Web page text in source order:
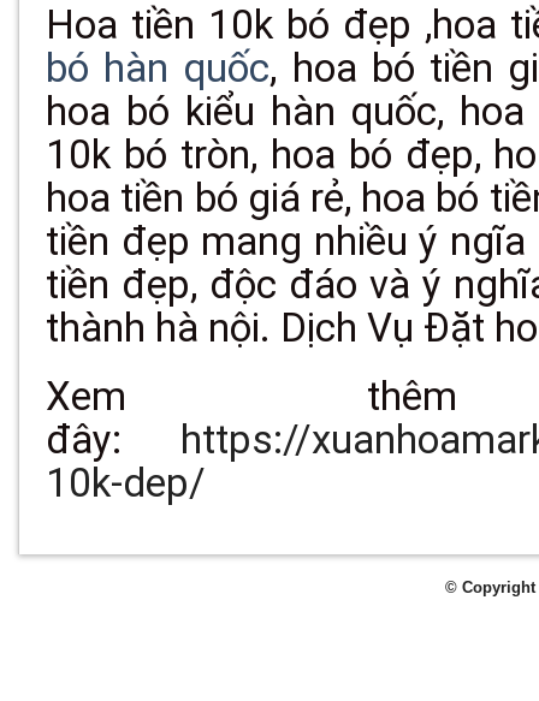
Hoa tiền 10k bó đẹp ,hoa
bó hàn quốc, hoa bó tiền
hoa bó kiểu hàn quốc,
10k bó tròn, hoa bó đẹp,
hoa tiền bó giá rẻ, hoa bó
tiền đẹp mang nhiều ý
tiền đẹp, độc đáo và ý
thành hà nội. Dịch Vụ Đặt
Xem
đây: https://
10k-dep/
© Copyright